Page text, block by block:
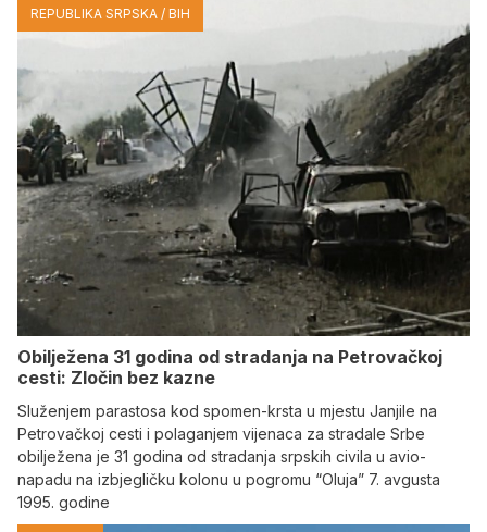
REPUBLIKA SRPSKA / BIH
Obilježena 31 godina od stradanja na Petrovačkoj
cesti: Zločin bez kazne
Služenjem parastosa kod spomen-krsta u mjestu Janjile na
Petrovačkoj cesti i polaganjem vijenaca za stradale Srbe
obilježena je 31 godina od stradanja srpskih civila u avio-
napadu na izbjegličku kolonu u pogromu “Oluja” 7. avgusta
1995. godine